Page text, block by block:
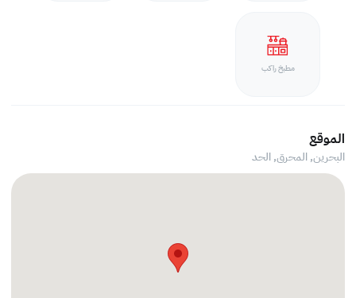
مطبخ راكب
الموقع
البحرين, المحرق,الحد